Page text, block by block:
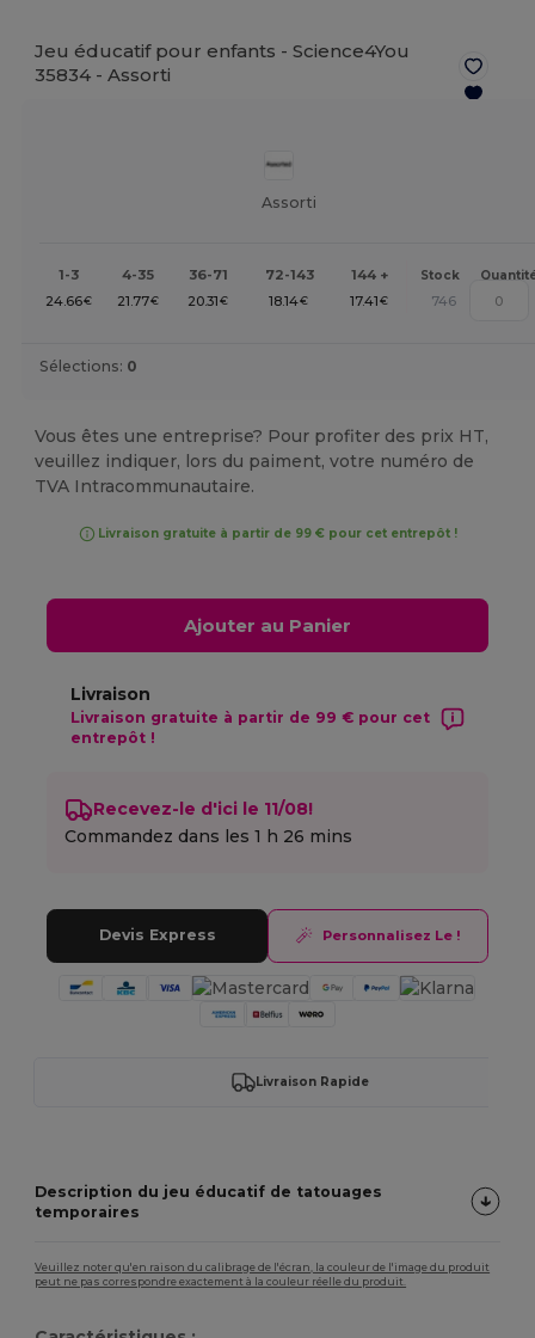
Jeu éducatif pour enfants - Science4You
35834 -Assorti
Assorti
1-3 4-35 36-71 72-143 144 + Stock
24.66€ 21.77€ 20.31€ 18.14€ 17.41 € 746
Sélections: 0
Vous êtes une entreprise? Pour profiter des prix HT,
veuillez indiquer, lors du paiment, votre numéro de
TVA Intracommunautaire.
Livraison gratuite à partir de 99 € pour cet entrepôt !
Ajouter au Panier
Livraison
Livraison gratuite à partir de 99 € pour cet
entrepôt !
Recevez-le d'ici le 11/08!
Commandez dans les1 h 26 mins
Devis Express Personnalisez Le !
Livraison Rapide
Description du jeu éducatif de tatouages
temporaires
Veuillez noter qu'en raison du calibrage de l'écran, la couleur de l'image du produit
peut ne pas correspondre exactement à la couleur réelle du produit.